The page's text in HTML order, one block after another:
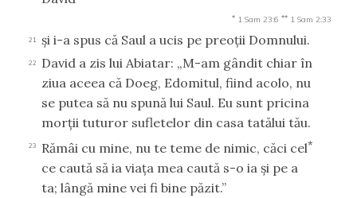
* 1 Sam 23:6 ** 1 Sam 2:33
21 şi i-a spus că Saul a ucis pe preoţii Domnului.
22
David a zis lui Abiatar: „M-am gândit chiar în
ziua aceea că Doeg, Edomitul, fiind acolo, nu
se putea să nu spună lui Saul. Eu sunt pricina
morţii tuturor sufletelor din casa tatălui tău.
23 Rămâi cu mine, nu te teme de nimic, căci cel*
ce caută să ia viaţa mea caută s-o ia şi pe a
ta; lângă mine vei fi bine păzit.”